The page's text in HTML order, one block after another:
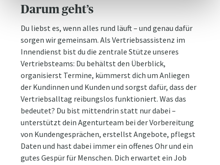
Darum geht’s
Du liebst es, wenn alles rund läuft – und genau dafür
sorgen wir gemeinsam. Als Vertriebsassistenz im
Innendienst bist du die zentrale Stütze unseres
Vertriebsteams: Du behältst den Überblick,
organisierst Termine, kümmerst dich um Anliegen
der Kundinnen und Kunden und sorgst dafür, dass der
Vertriebsalltag reibungslos funktioniert. Was das
bedeutet? Du bist mittendrin statt nur dabei –
unterstützt dein Agenturteam bei der Vorbereitung
von Kundengesprächen, erstellst Angebote, pflegst
Daten und hast dabei immer ein offenes Ohr und ein
gutes Gespür für Menschen. Dich erwartet ein Job